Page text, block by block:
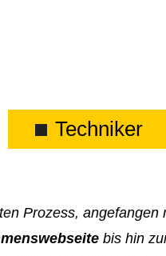
Techniker
Prozess, angefangen
bis hin